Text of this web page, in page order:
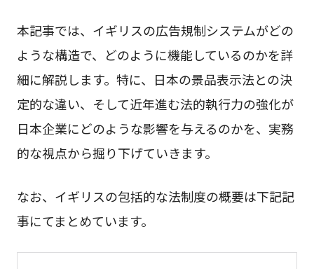
本記事では、イギリスの広告規制システムがどの
ような構造で、どのように機能しているのかを詳
細に解説します。特に、日本の景品表示法との決
定的な違い、そして近年進む法的執行力の強化が
日本企業にどのような影響を与えるのかを、実務
的な視点から掘り下げていきます。
なお、イギリスの包括的な法制度の概要は下記記
事にてまとめています。